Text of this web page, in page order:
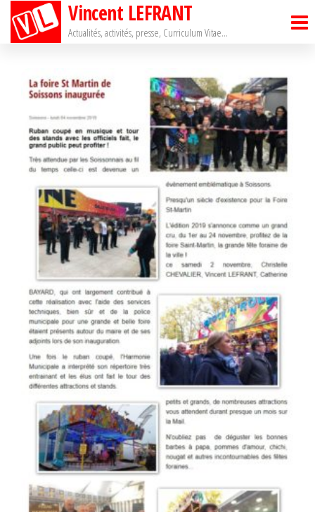
Passer
Vincent LEFRANT
Actualités, activités, presse, Curriculum Vitae…